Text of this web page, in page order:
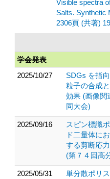
Visible spectra
Salts. Synthetic
2306頁 (共著)
学会発表
2025/10/27
SDGs を指
粒子の合成
効果 (画像関
同大会)
2025/09/16
スピン標識
ド二量体に
する剪断応
(第７４回高
2025/05/31
単分散ポリ